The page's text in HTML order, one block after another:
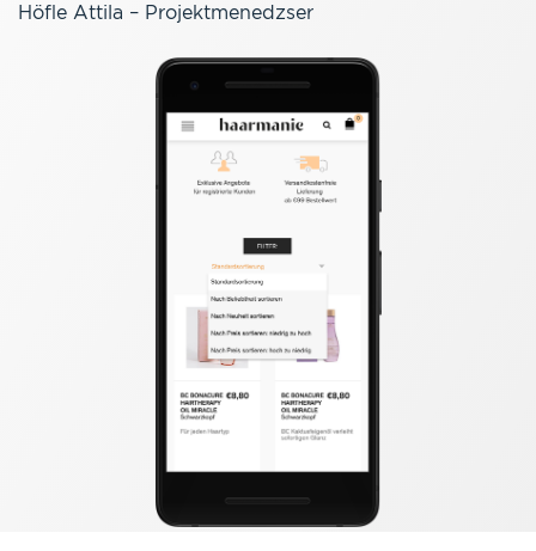
Höfle Attila – Projektmenedzser